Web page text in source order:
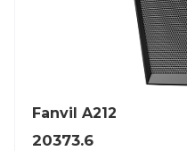
Fanvil A212
20373.6